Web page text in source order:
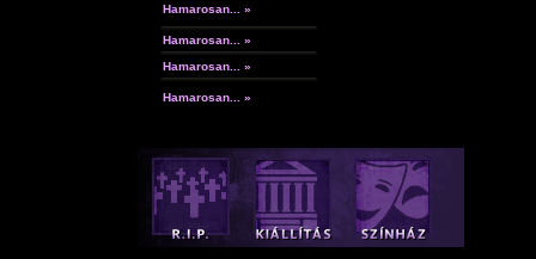
Hamarosan... »
Hamarosan... »
Hamarosan... »
Hamarosan... »